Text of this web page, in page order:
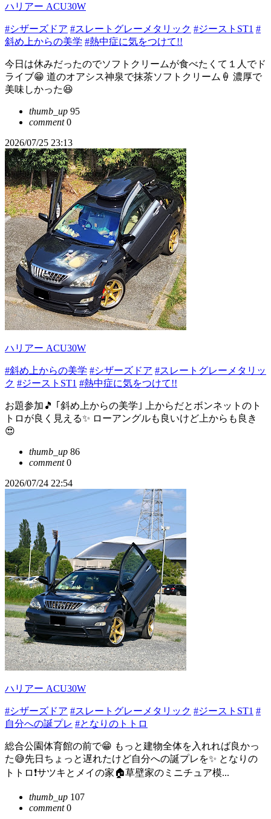
ハリアー ACU30W
#シザーズドア #スレートグレーメタリック #ジーストST1 #
斜め上からの美学 #熱中症に気をつけて!!
今日は休みだったのでソフトクリームが食べたくて１人でド
ライブ😁 道のオアシス神泉で抹茶ソフトクリーム🍦 濃厚で
美味しかった😆
thumb_up 95
comment0
2026/07/25 23:13
ハリアー ACU30W
#斜め上からの美学 #シザーズドア #スレートグレーメタリッ
ク #ジーストST1 #熱中症に気をつけて!!
お題参加🎵 ｢斜め上からの美学｣ 上からだとボンネットのト
トロが良く見える✨ ローアングルも良いけど上からも良き
😍
thumb_up 86
comment0
2026/07/24 22:54
ハリアー ACU30W
#シザーズドア #スレートグレーメタリック #ジーストST1 #
自分への誕プレ #となりのトトロ
総合公園体育館の前で😁 もっと建物全体を入れれば良かっ
た😅先日ちょっと遅れたけど自分への誕プレを✨ となりの
トトロ❗サツキとメイの家🏠草壁家のミニチュア模...
thumb_up 107
comment0